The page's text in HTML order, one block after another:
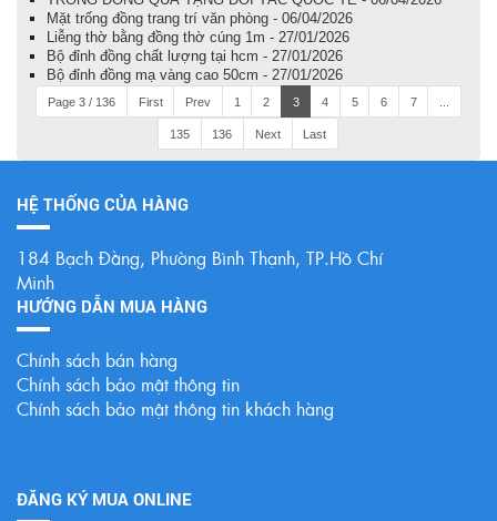
Mặt trống đồng trang trí văn phòng - 06/04/2026
Liễng thờ bằng đồng thờ cúng 1m - 27/01/2026
Bộ đỉnh đồng chất lượng tại hcm - 27/01/2026
Bộ đỉnh đồng mạ vàng cao 50cm - 27/01/2026
Page 3 / 136 First Prev 1 2 3 4 5 6 7
135 136 Next Last
HỆ THỐNG CỦA HÀNG
184 Bạch Đằng, Phường Bình Thạnh, TP.Hồ Chí
Minh
HƯỚNG DẪN MUA HÀNG
Chính sách bán hàng
Chính sách bảo mật thông tin
Chính sách bảo mật thông tin khách hàng
ĐĂNG KÝ MUA ONLINE